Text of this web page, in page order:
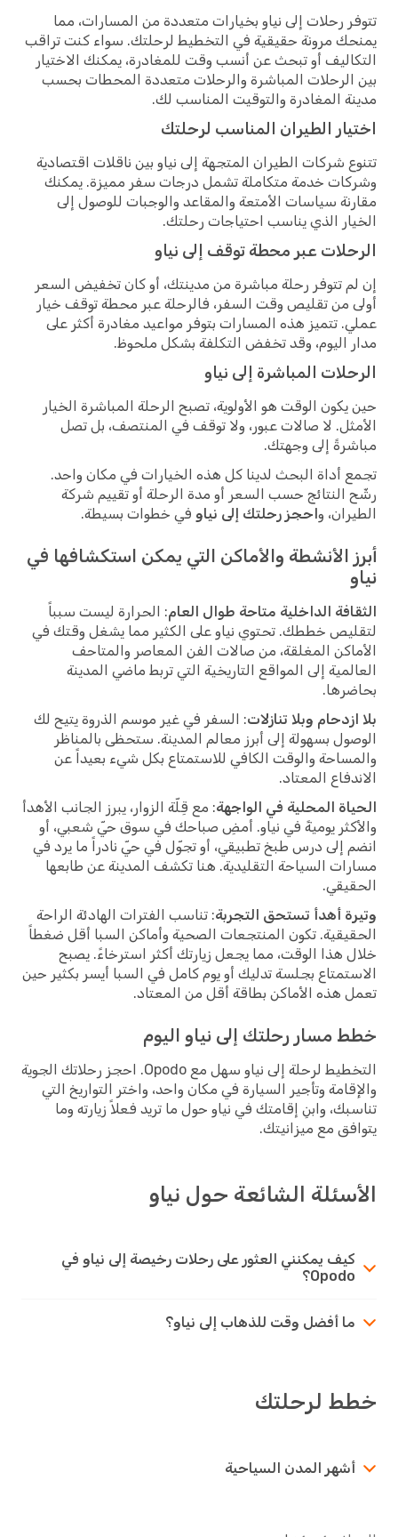
تتوفر رحلات إلى نياو بخيارات متعددة من المسارات، مما
يمنحك مرونة حقيقية في التخطيط لرحلتك. سواء كنت تراقب
التكاليف أو تبحث عن أنسب وقت للمغادرة، يمكنك الاختيار
بين الرحلات المباشرة والرحلات متعددة المحطات بحسب
مدينة المغادرة والتوقيت المناسب لك.
اختيار الطيران المناسب لرحلتك
تتنوع شركات الطيران المتجهة إلى نياو بين ناقلات اقتصادية
وشركات خدمة متكاملة تشمل درجات سفر مميزة. يمكنك
مقارنة سياسات الأمتعة والمقاعد والوجبات للوصول إلى
الخيار الذي يناسب احتياجات رحلتك.
الرحلات عبر محطة توقف إلى نياو
إن لم تتوفر رحلة مباشرة من مدينتك، أو كان تخفيض السعر
أولى من تقليص وقت السفر، فالرحلة عبر محطة توقف خيار
عملي. تتميز هذه المسارات بتوفر مواعيد مغادرة أكثر على
مدار اليوم، وقد تخفض التكلفة بشكل ملحوظ.
الرحلات المباشرة إلى نياو
حين يكون الوقت هو الأولوية، تصبح الرحلة المباشرة الخيار
الأمثل. لا صالات عبور، ولا توقف في المنتصف، بل تصل
مباشرةً إلى وجهتك.
تجمع أداة البحث لدينا كل هذه الخيارات في مكان واحد.
رشّح النتائج حسب السعر أو مدة الرحلة أو تقييم شركة
الطيران، واحجز رحلتك إلى نياو في خطوات بسيطة.
أبرز الأنشطة والأماكن التي يمكن استكشافها في
نياو
الثقافة الداخلية متاحة طوال العام: الحرارة ليست سبباً
لتقليص خططك. تحتوي نياو على الكثير مما يشغل وقتك في
الأماكن المغلقة، من صالات الفن المعاصر والمتاحف
العالمية إلى المواقع التاريخية التي تربط ماضي المدينة
بحاضرها.
بلا ازدحام وبلا تنازلات: السفر في غير موسم الذروة يتيح لك
الوصول بسهولة إلى أبرز معالم المدينة. ستحظى بالمناظر
والمساحة والوقت الكافي للاستمتاع بكل شيء بعيداً عن
الاندفاع المعتاد.
الحياة المحلية في الواجهة: مع قِلّة الزوار، يبرز الجانب الأهدأ
والأكثر يوميةً في نياو. أمضِ صباحك في سوق حيّ شعبي، أو
انضم إلى درس طبخ تطبيقي، أو تجوّل في حيّ نادراً ما يرد في
مسارات السياحة التقليدية. هنا تكشف المدينة عن طابعها
الحقيقي.
وتيرة أهدأ تستحق التجربة: تناسب الفترات الهادئة الراحة
الحقيقية. تكون المنتجعات الصحية وأماكن السبا أقل ضغطاً
خلال هذا الوقت، مما يجعل زيارتك أكثر استرخاءً. يصبح
الاستمتاع بجلسة تدليك أو يوم كامل في السبا أيسر بكثير حين
تعمل هذه الأماكن بطاقة أقل من المعتاد.
خطط مسار رحلتك إلى نياو اليوم
التخطيط لرحلة إلى نياو سهل مع Opodo. احجز رحلاتك الجوية
والإقامة وتأجير السيارة في مكان واحد، واختر التواريخ التي
تناسبك، وابنِ إقامتك في نياو حول ما تريد فعلاً زيارته وما
يتوافق مع ميزانيتك.
الأسئلة الشائعة حول نياو
كيف يمكنني العثور على رحلات رخيصة إلى نياو في
Opodo؟
ما أفضل وقت للذهاب إلى نياو؟
خطط لرحلتك
أشهر المدن السياحية